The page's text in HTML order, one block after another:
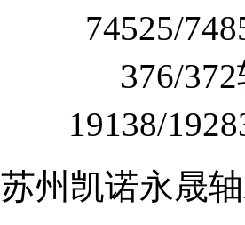
74525/
376/
19138/
苏州凯诺永晟